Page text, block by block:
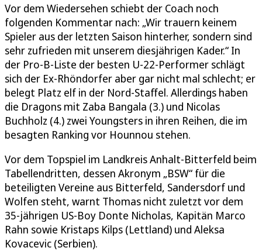
Vor dem Wiedersehen schiebt der Coach noch
folgenden Kommentar nach: „Wir trauern keinem
Spieler aus der letzten Saison hinterher, sondern sind
sehr zufrieden mit unserem diesjährigen Kader.“ In
der Pro-B-Liste der besten U-22-Performer schlägt
sich der Ex-Rhöndorfer aber gar nicht mal schlecht; er
belegt Platz elf in der Nord-Staffel. Allerdings haben
die Dragons mit Zaba Bangala (3.) und Nicolas
Buchholz (4.) zwei Youngsters in ihren Reihen, die im
besagten Ranking vor Hounnou stehen.
Vor dem Topspiel im Landkreis Anhalt-Bitterfeld beim
Tabellendritten, dessen Akronym „BSW“ für die
beteiligten Vereine aus Bitterfeld, Sandersdorf und
Wolfen steht, warnt Thomas nicht zuletzt vor dem
35-jährigen US-Boy Donte Nicholas, Kapitän Marco
Rahn sowie Kristaps Kilps (Lettland) und Aleksa
Kovacevic (Serbien).